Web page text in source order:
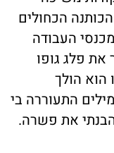
הכחולים
העבודה
את פלג גופו
הוא הולך
התעוררה בי
את פשרה.